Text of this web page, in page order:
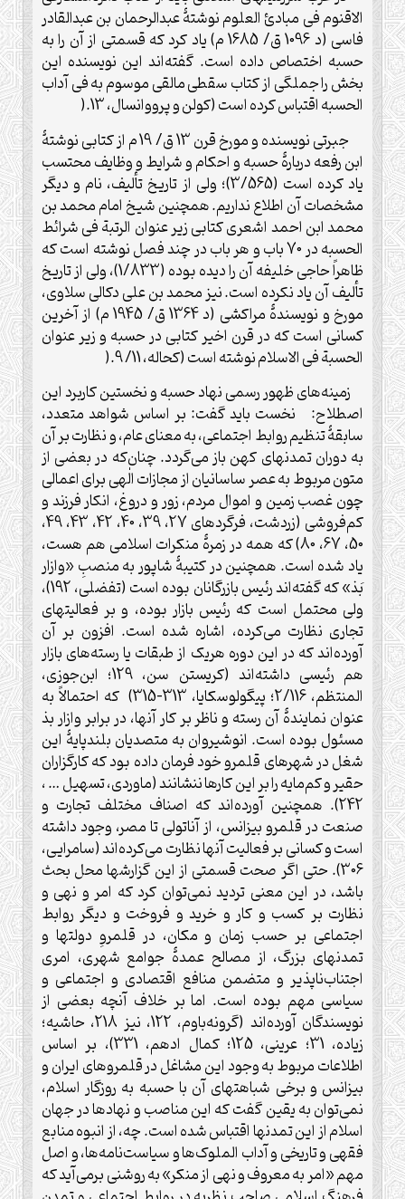
الاقنوم فی مبادئ العلوم نوشتۀ عبدالرحمان بن عبدالقادر
فاسی (د 1096 ق/ 1685 م) یاد کرد که قسمتی از آن را به
حسبه اختصاص داده است. گفته‌اند این نویسنده این
بخش را جملگی از کتاب سقطی مالقی موسوم به فی آداب
الحسبه اقتباس کرده است (کولن و پرووانسال، 13 ).
جبرتی نویسنده و مورخ قرن 13 ق/ 19 م از کتابی نوشتۀ
ابن رفعه دربارۀ حسبه و احکام و شرایط و وظایف محتسب
یاد کرده است (3/565)؛ ولی از تاریخ تألیف، نام و دیگر
مشخصات آن اطلاع نداریم. همچنین شیخ امام محمد بن
محمد ابن احمد اشعری کتابی زیر عنوان الرتبة فی شرائط
الحسبه در 70 باب و هر باب در چند فصل نوشته است که
ظاهراً حاجی خلیفه آن را دیده بوده (1/833)، ولی از تاریخ
تألیف آن یاد نکرده است. نیز محمد بن علی دکالی سلاوی،
مورخ و نویسندۀ مراکشی (د 1364 ق/ 1945 م) از آخرین
کسانی است که در قرن اخیر کتابی در حسبه و زیر عنوان
الحسبة فی الاسلام نوشته است (کحاله، 11/ 9
).
زمینه‌های ظهور رسمی نهاد حسبه و نخستین کاربرد این
اصطلاح: نخست باید گفت: بر اساس شواهد متعدد،
سابقۀ تنظیم روابط اجتماعی، به معنای عام، و نظارت بر آن
به دوران تمدنهای کهن باز می‌گردد. چنان‌که در بعضی از
متون مربوط به عصر ساسانیان از مجازات الٰهی برای اعمالی
چون غصب زمین و اموال مردم، زور و دروغ، انکار فرزند و
کم‌فروشی (زردشت، فرگردهای 27، 39، 40، 42، 43، 49،
50، 67، 80) که همه در زمرۀ منکرات اسلامی هم هست،
یاد شده است. همچنین در کتیبۀ شاپور به منصبِ «وازار
بَذ» که گفته‌اند رئیس بازرگانان بوده است (تفضلی، 192)،
ولی محتمل است که رئیس بازار بوده، و بر فعالیتهای
تجاری نظارت می‌کرده، اشاره شده است. افزون بر آن
آورده‌اند که در این دوره هریک از طبقات یا رسته‌های بازار
هم رئیسی داشته‌اند (کریستن سن، 129؛ ابن‌جوزی،
المنتظم، 2/116؛ پیگولوسکایا، 313-315) که احتمالاً به
عنوان نمایندۀ آن رسته و ناظر بر کار آنها، در برابر وازار بذ
مسئول بوده است. انوشیروان به متصدیان بلندپایۀ این
شغل در شهرهای قلمرو خود فرمان داده بود که کارگزاران
حقیر و کم‌مایه را بر این کارها ننشانند (ماوردی، تسهیل … ،
242). همچنین آورده‌اند که اصناف مختلف تجارت و
صنعت در قلمرو بیزانس، از آناتولی تا مصر، وجود داشته
است و کسانی بر فعالیت آنها نظارت می‌کرده‌اند (سامرایی،
306). حتى اگر صحت قسمتی از این گزارشها محل بحث
باشد، در این معنی تردید نمی‌توان کرد که امر و نهی و
نظارت بر کسب و کار و خرید و فروخت و دیگر روابط
اجتماعی بر حسب زمان و مکان، در قلمروِ دولتها و
تمدنهای بزرگ، از مصالح عمدۀ جوامع شهری، امری
اجتناب‌ناپذیر و متضمن منافع اقتصادی و اجتماعی و
سیاسی مهم بوده است. اما بر خلاف آنچه بعضی از
نویسندگان آورده‌اند (گرونه‌باوم، 122، نیز 218، حاشیه؛
زیاده، 31؛ عرینی، 125؛ کمال ادهم، 331)، بر اساس
اطلاعات مربوط به وجود این مشاغل در قلمروهای ایران و
بیزانس و برخی شباهتهای آن با حسبه به روزگار اسلام،
نمی‌توان به یقین گفت که این مناصب و نهادها در جهان
اسلام از این تمدنها اقتباس شده است. چه، از انبوه منابع
فقهی و تاریخی و آداب الملوک‌ها و سیاست‌نامه‌ها، و اصل
مهم «امر به معروف و نهی از منکر» به روشنی برمی‌آید که